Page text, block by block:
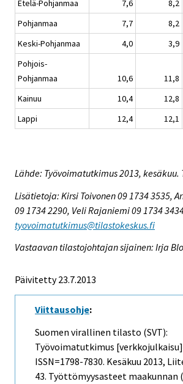
Etelä-Pohjanmaa
7,6 8,2
Pohjanmaa
7,7 8,2
Keski-Pohjanmaa
4,0 3,9
Pohjois-
Pohjanmaa
10,6 11,8
Kainuu
10,4 12,8
Lappi
12,4 12,1
Lähde: Työvoimatutkimus 2013, kesäkuu.
Lisätietoja: Kirsi Toivonen 09 1734 3535,
09 1734 2290, Veli Rajaniemi 09 1734
tyovoimatutkimus@tilastokeskus.fi
Vastaavan tilastojohtajan sijainen: Irja
Päivitetty 23.7.2013
Viittausohje:
Suomen virallinen tilasto (SVT):
Työvoimatutkimus
ISSN=1798-7830. Kesäkuu 2013,
43. Työttömyysasteet maakunnan